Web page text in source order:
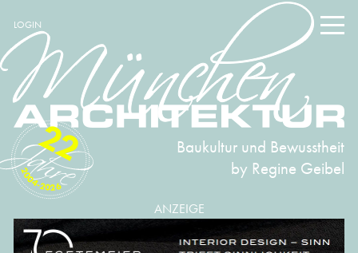
LOGIN
Baukultur und Bewusstheit
by Regine Geibel
2004-2026
22
ANZEIGE